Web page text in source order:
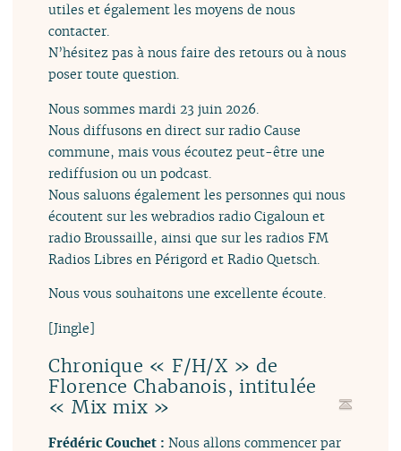
utiles et également les moyens de nous
contacter.
N’hésitez pas à nous faire des retours ou à nous
poser toute question.
Nous sommes mardi 23 juin 2026.
Nous diffusons en direct sur radio Cause
commune, mais vous écoutez peut-être une
rediffusion ou un podcast.
Nous saluons également les personnes qui nous
écoutent sur les webradios radio Cigaloun et
radio Broussaille, ainsi que sur les radios FM
Radios Libres en Périgord et Radio Quetsch.
Nous vous souhaitons une excellente écoute.
[Jingle]
Chronique « F/H/X » de
Florence Chabanois, intitulée
« Mix mix »
Frédéric Couchet :Nous allons commencer par